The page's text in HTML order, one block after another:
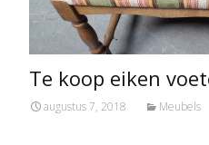
Te koop eiken
augustus 7, 2018 Meubels